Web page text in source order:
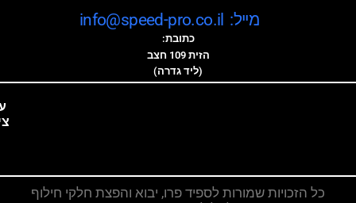
מייל: info@speed-pro.co.il
כתובת:
הזית 109 חצב
(ליד גדרה)
כל הזכויות שמורות לספיד פרו, יבוא והפצת חלקי חילוף